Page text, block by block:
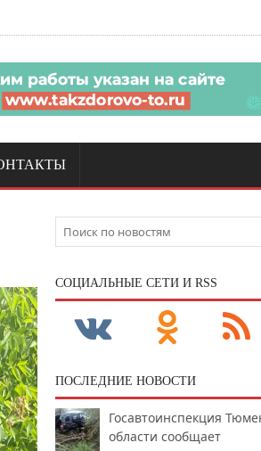
CОЦИАЛЬНЫЕ СЕТИ И RSS
ПОСЛЕДНИЕ НОВОСТИ
Госавтоинспекция
области сообщает